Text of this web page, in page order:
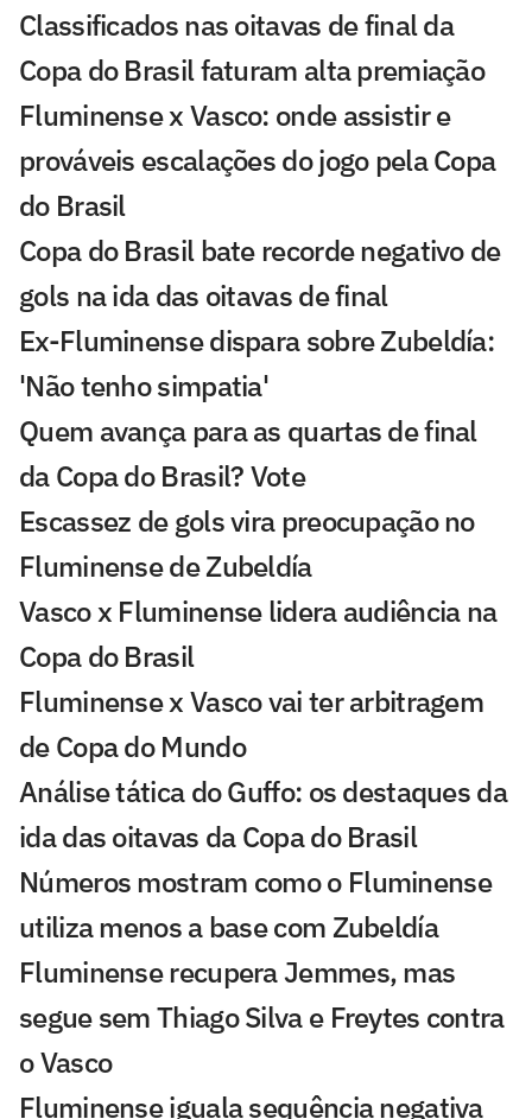
Classificados nas oitavas de final da
Copa do Brasil faturam alta premiação
Fluminense x Vasco: onde assistir e
prováveis escalações do jogo pela Copa
do Brasil
Copa do Brasil bate recorde negativo de
gols na ida das oitavas de final
Ex-Fluminense dispara sobre Zubeldía:
'Não tenho simpatia'
Quem avança para as quartas de final
da Copa do Brasil? Vote
Escassez de gols vira preocupação no
Fluminense de Zubeldía
Vasco x Fluminense lidera audiência na
Copa do Brasil
Fluminense x Vasco vai ter arbitragem
de Copa do Mundo
Análise tática do Guffo: os destaques da
ida das oitavas da Copa do Brasil
Números mostram como o Fluminense
utiliza menos a base com Zubeldía
Fluminense recupera Jemmes, mas
segue sem Thiago Silva e Freytes contra
o Vasco
Fluminense iguala sequência negativa